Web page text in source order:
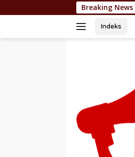
ke
Breaking News
KE DEWAN PERS, PEMIMPIN
Indeks